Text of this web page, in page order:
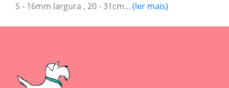
S - 16mm largura , 20 - 31cm... (ler mais)